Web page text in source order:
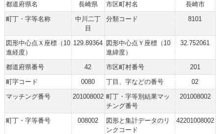
都道府県名 長崎県 市区町村名
長崎市
町丁・字等名称
中川二丁
目
分類コード 8101
図形中心点Ｘ座標（10
進経度）
129.89364 図形中心点Ｙ座標（10
進緯度）
32.752061
都道府県番号 42 市区町村番号
201
町字コード
0080 丁目、字などの番号
02
マッチング番号
201008002 町丁・字等別結果マッ
チング番号
201008002
町丁・字等番号 008002
図形と集計データのリ
ンクコード
42201008002